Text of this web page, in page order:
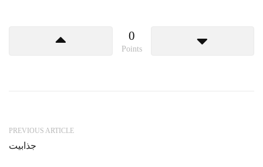
0
Points
PREVIOUS ARTICLE
جذابیت